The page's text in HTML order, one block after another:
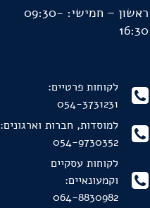
ראשון – חמישי: 09:30-
16:30
לקוחות פרטיים:
054-3731231
למוסדות, חברות וארגונים:
054-9730352
לקוחות עסקיים
וקמעונאיים:
064-8830982